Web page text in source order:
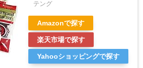
テング
Amazonで探す
楽天市場で探す
Yahooショッピングで探す